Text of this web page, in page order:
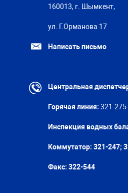
160013, г. Шымкент,
ул. Г.Орманова 17
Написать письмо
Центральная
Горячая линия: 321-275
Инспекция водных
Коммутатор: 321-247;
Факс: 322-544